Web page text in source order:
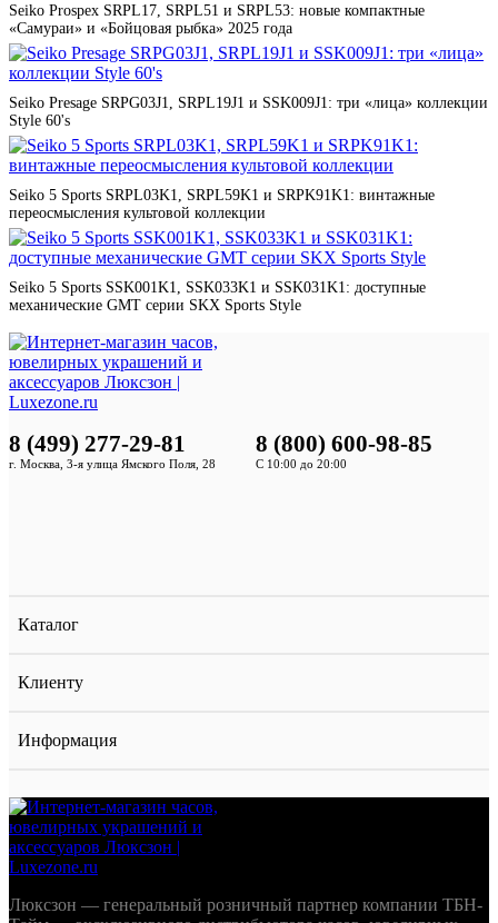
Почему выбирают ЛюксЗон:
✓ Официальное партнерство — прямые контракты с
производителями исключают подделки
✓ Два шоурума— в Москве и Самаре можно примерить
любую модель перед покупкой
✓ Расширенная гарантия— от 2 до 25 лет в зависимости от
бренда
✓ Бесплатная доставка — по всей России с полным
страхованием груза
✓ Профессиональная консультация— поможем выбрать
идеальную модель под ваш стиль и бюджет
✓ Сервисное обслуживание— авторизованные сервисные
центры для гарантийного и постгарантийного ремонта
💎 Начните свой выбор прямо сейчас
Используйте удобные фильтры каталога по брендам,
категориям и ценам. Не можете определиться? Наши
Seiko Prospex SRPL17, SRPL51 и SRPL53: новые компактные
«Самураи» и «Бойцовая рыбка» 2025 года
Seiko Presage SRPG03J1, SRPL19J1 и SSK009J1: три «лица» коллекции
Style 60's
Seiko 5 Sports SRPL03K1, SRPL59K1 и SRPK91K1: винтажные
переосмысления культовой коллекции
Seiko 5 Sports SSK001K1, SSK033K1 и SSK031K1: доступные
механические GMT серии SKX Sports Style
Каталог
Клиенту
Информация
8 (499) 277-29-81
г. Москва, 3-я улица Ямского Поля, 28
8 (800) 600-98-85
С 10:00 до 20:00
Люксзон — генеральный розничный партнер компании ТБН-